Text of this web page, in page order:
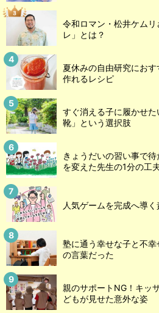
令和ロマン・松井ケム
レ」とは？
夏休みの自由研究にお
作れるレシピ
すぐ消える子に履かせ
靴」という選択肢
きょうだいの習い事で
を変えた先生の1分の工
人気ゲームを完成へ導
塾に通う幸せな子と不
の言葉だった
親のサポートNG！キッ
どもが見せた意外な姿